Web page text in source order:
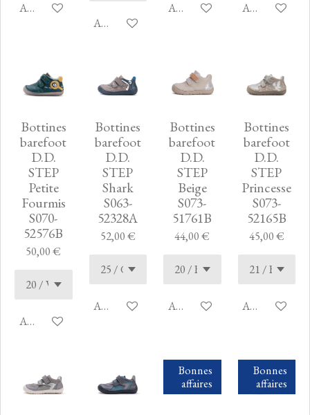
Ajouter au panier
Ajouter au panier
Ajouter au panierAjouter au
Bottines
barefoot
D.D.
STEP
Petite
Fourmis
S070-
52576B
50,00 €
Ajouter au panier
Bottines
barefoot
D.D.
STEP
Shark
S063-
52328A
52,00 €
Ajouter au panier
Bottines
barefoot
D.D.
STEP
Beige
S073-
51761B
44,00 €
Ajouter au panier
Bottines
barefoot
D.D.
STEP
Princesse
S073-
52165B
45,00 €
Ajouter au
Bonnes
affaires
Bonnes
affaires